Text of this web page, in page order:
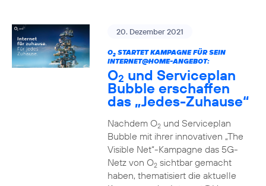
20. Dezember 2021
O2STARTET KAMPAGNE FÜR SEIN
INTERNET@HOME-ANGEBOT:
O2 und Serviceplan
Bubble erschaffen
das „Jedes-Zuhause“
Nachdem O2und Serviceplan
Bubble mit ihrer innovativen „The
Visible Net“-Kampagne das 5G-
Netz von O2sichtbar gemacht
haben, thematisiert die aktuelle